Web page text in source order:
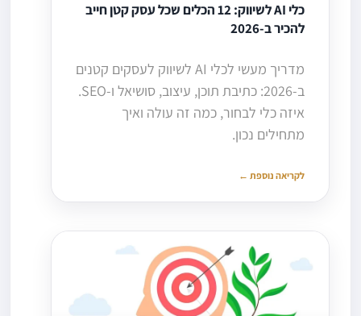
כלי AI לשיווק: 12 הכלים שכל עסק קטן חייב
להכיר ב-2026
מדריך מעשי לכלי AI לשיווק לעסקים קטנים
ב-2026: כתיבת תוכן, עיצוב, סושיאל ו-SEO.
איזה כלי לבחור, כמה זה עולה ואיך
מתחילים נכון.
לקריאה נוספת ←